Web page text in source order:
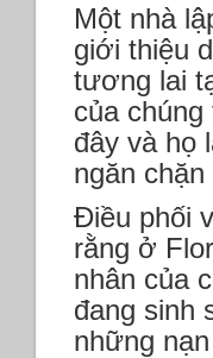
Một nhà
giới thiệu
tương lai
của
đây và họ
ngăn chặn
Điều phối
rằng ở
nhân của
đang sinh
những